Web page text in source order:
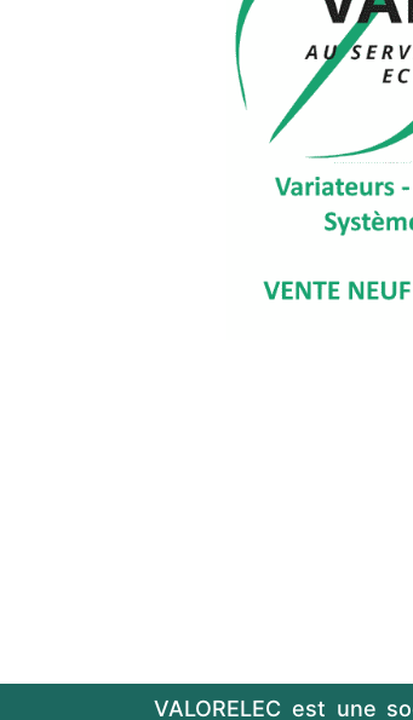
VALORELEC est une